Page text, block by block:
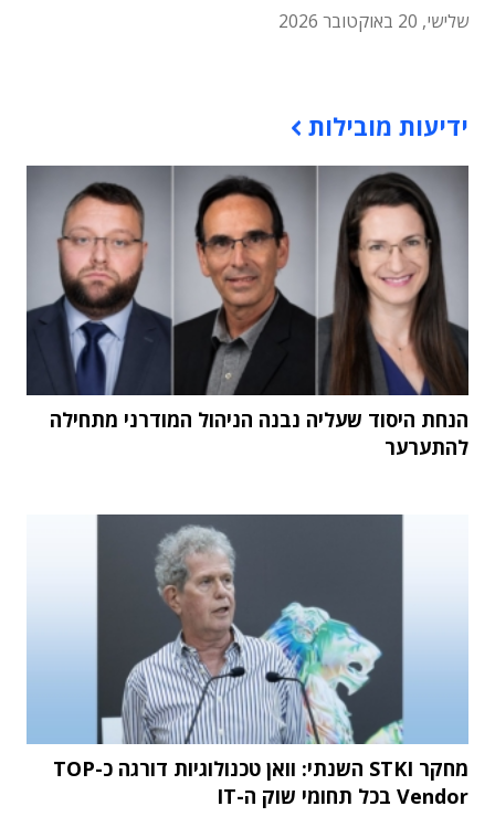
שלישי, 20 באוקטובר 2026
ידיעות מובילות
הנחת היסוד שעליה נבנה הניהול המודרני מתחילה
להתערער
מחקר STKI השנתי: וואן טכנולוגיות דורגה כ-TOP
Vendor בכל תחומי שוק ה-IT